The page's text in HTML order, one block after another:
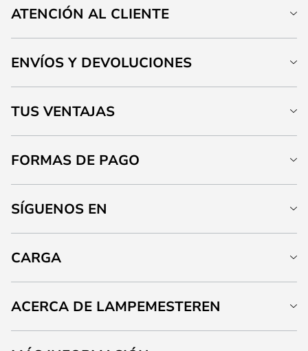
ATENCIÓN AL CLIENTE
ENVÍOS Y DEVOLUCIONES
TUS VENTAJAS
FORMAS DE PAGO
SÍGUENOS EN
CARGA
ACERCA DE LAMPEMESTEREN